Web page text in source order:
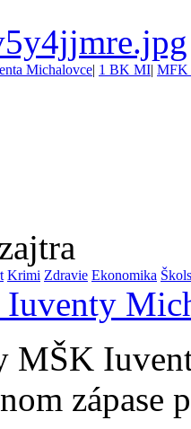
Michalovce| 1 BK MI| MFK
Krimi Zdravie Ekonomika
Iuventy
MŠK
zápase